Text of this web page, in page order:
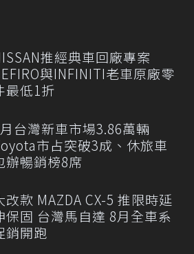
推經典車回廠專案
與INFINITI老車原廠零
最低1折
台灣新車市場3.86萬輛
市占突破3成、休旅車
辦暢銷榜8席
改款 MAZDA CX-5 推限時延
保固 台灣馬自達 8月全車系
銷開跑